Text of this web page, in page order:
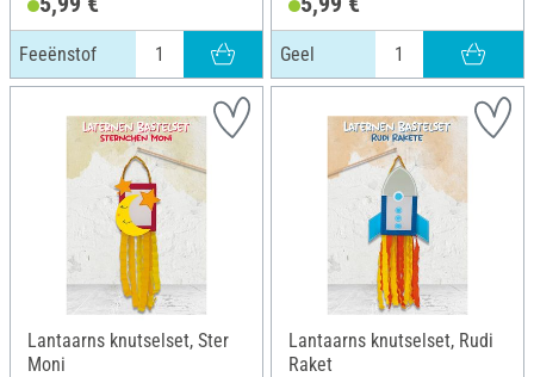
Feeënstof Geel
Lantaarns knutselset, Ster
Moni
Lantaarns knutselset, Rudi
Raket